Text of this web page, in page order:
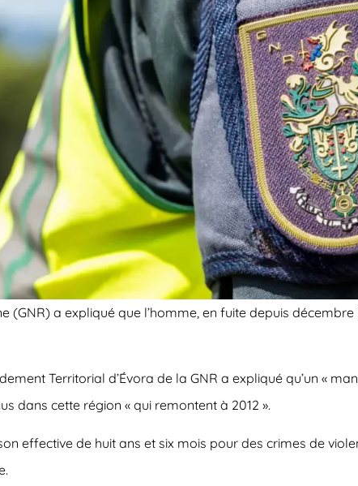
(GNR) a expliqué que l’homme, en fuite depuis
Territorial d’Évora de la GNR a expliqué qu’un «
dans cette région « qui remontent à 2012 ».
effective de huit ans et six mois pour des crimes de